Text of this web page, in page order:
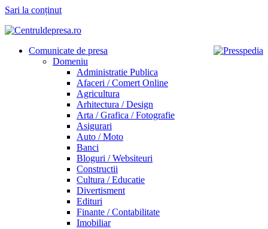
Sari la conținut
Comunicate de presa
Domeniu
Administratie Publica
Afaceri / Comert Online
Agricultura
Arhitectura / Design
Arta / Grafica / Fotografie
Asigurari
Auto / Moto
Banci
Bloguri / Websiteuri
Constructii
Cultura / Educatie
Divertisment
Edituri
Finante / Contabilitate
Imobiliar